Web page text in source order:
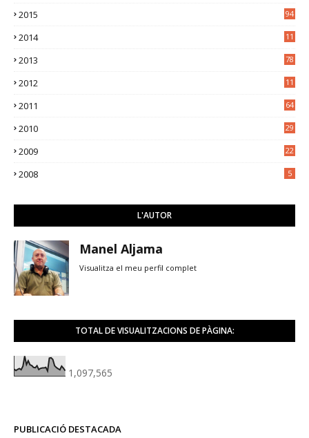
2015 94
2014
11
2013 78
2012
11
2011 64
2010 29
2009 22
2008 5
L'AUTOR
Manel Aljama
Visualitza el meu perfil complet
TOTAL DE VISUALITZACIONS DE PÀGINA:
1,097,565
PUBLICACIÓ DESTACADA